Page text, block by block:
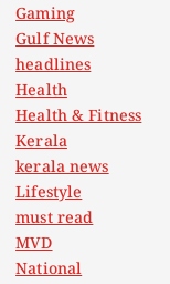
Gaming
Gulf News
headlines
Health
Health & Fitness
Kerala
kerala news
Lifestyle
must read
MVD
National